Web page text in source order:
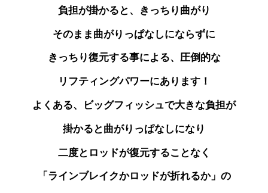
負担が掛かると、きっちり曲がり
そのまま曲がりっぱなしにならずに
きっちり復元する事による、圧倒的な
リフティングパワーにあります！
よくある、ビッグフィッシュで大きな負担が
掛かると曲がりっぱなしになり
二度とロッドが復元することなく
「ラインブレイクかロッドが折れるか」の